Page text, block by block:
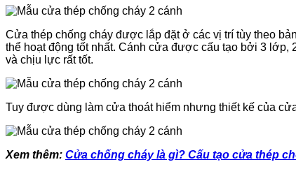
Cửa thép chống cháy được lắp đặt ở các vị trí tùy theo
thể hoạt động tốt nhất. Cánh cửa được cấu tạo bởi 3 lớp,
và chịu lực rất tốt.
Tuy được dùng làm cửa thoát hiểm nhưng thiết kế của
Xem thêm: Cửa chống cháy là gì? Cấu tạo cửa thép